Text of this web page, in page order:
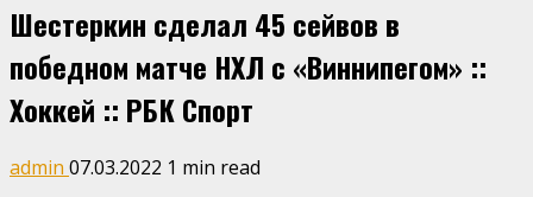
Шестеркин сделал 45 сейвов в
победном матче НХЛ с «Виннипегом» ::
Хоккей :: РБК Спорт
admin 07.03.2022 1 min read